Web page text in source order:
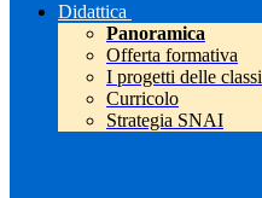
Didattica
Panoramica
Offerta formativa
I progetti delle classi
Curricolo
Strategia SNAI